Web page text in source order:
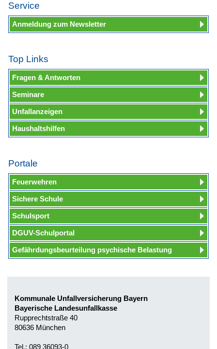
Service
Anmeldung zum Newsletter
Top Links
Fragen & Antworten
Seminare
Unfallanzeigen
Haushaltshilfen
Portale
Feuerwehren
Sichere Schule
Schulsport
DGUV-Schulportal
Gefährdungsbeurteilung psychische Belastung
Kommunale Unfallversicherung Bayern
Bayerische Landesunfallkasse
Rupprechtstraße 40
80636 München
Tel.: 089 36093-0